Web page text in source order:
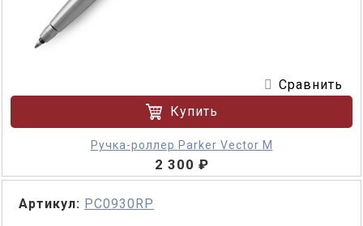
Сравнить
Купить
Ручка-роллер Parker Vector M
2 300 ₽
Артикул: PC0930RP